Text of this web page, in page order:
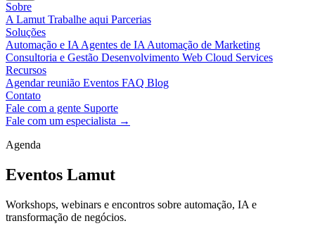
Sobre
A LamutTrabalhe aqui Parcerias
Soluções
Automação e IAAgentes de IAAutomação de Marketing
Consultoria e Gestão Desenvolvimento Web Cloud Services
Recursos
Agendar reunião Eventos FAQ Blog
Contato
Fale com a gente Suporte
Fale com um especialista →
Agenda
Eventos Lamut
Workshops, webinars e encontros sobre automação, IA e
transformação de negócios.